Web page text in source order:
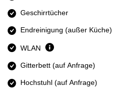
Geschirrtücher
Endreinigung (außer Küche)
WLAN
Gitterbett (auf Anfrage)
Hochstuhl (auf Anfrage)